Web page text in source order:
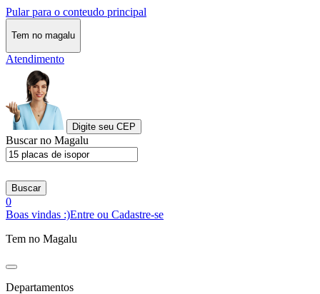
Pular para o conteudo principal
Tem no magalu
Atendimento
Digite seu CEP
Buscar no Magalu
Buscar
0
Boas vindas :)Entre ou Cadastre-se
Tem no Magalu
Departamentos